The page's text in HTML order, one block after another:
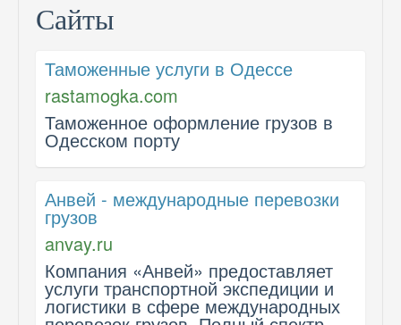
Сайты
Таможенные услуги в Одессе
rastamogka.com
Таможенное оформление грузов в
Одесском порту
Анвей - международные перевозки
грузов
anvay.ru
Компания «Анвей» предоставляет
услуги транспортной экспедиции и
логистики в сфере международных